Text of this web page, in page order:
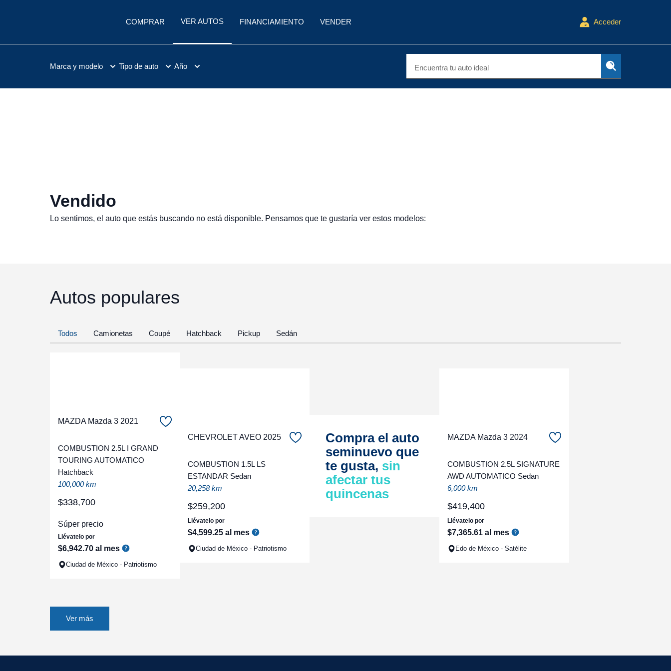
COMPRAR VER AUTOS FINANCIAMIENTO VENDER Acceder
Marca y modelo Tipo de auto Año Encuentra tu auto ideal
Vendido
Lo sentimos, el auto que estás buscando no está disponible. Pensamos que te gustaría ver estos modelos:
Autos populares
Todos Camionetas Coupé Hatchback Pickup Sedán
MAZDA Mazda 3 2021
COMBUSTION 2.5L I GRAND
TOURING AUTOMATICO
Hatchback
100,000 km
$338,700
Súper precio
Llévatelo por
$6,942.70 al mes
Ciudad de México - Patriotismo
CHEVROLET AVEO 2025
COMBUSTION 1.5L LS
ESTANDAR Sedan
20,258 km
$259,200
Llévatelo por
$4,599.25 al mes
Ciudad de México - Patriotismo
Compra el auto
seminuevo que
te gusta, sin
afectar tus
quincenas
MAZDA Mazda 3 2024
COMBUSTION 2.5L SIGNATURE
AWD AUTOMATICO Sedan
6,000 km
$419,400
Llévatelo por
$7,365.61 al mes
Edo de México - Satélite
Ver más